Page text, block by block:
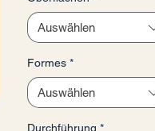
Auswählen
Formes *
Auswählen
Durchführung *